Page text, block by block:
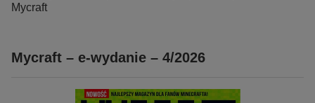
Zobacz wszystkie E-prasa
biznesowe, branżowe, gospodarka
darmowe wydania
Mycraft
Mycraft – e-wydanie – 4/2026